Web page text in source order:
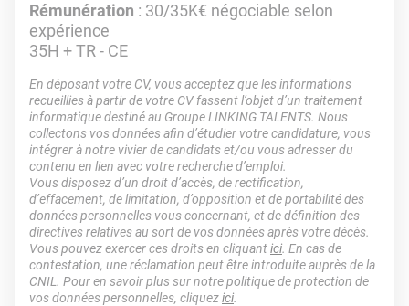
Rémunération : 30/35K€ négociable selon
expérience
35H + TR - CE
En déposant votre CV, vous acceptez que les informations
recueillies à partir de votre CV fassent l’objet d’un traitement
informatique destiné au Groupe LINKING TALENTS. Nous
collectons vos données afin d’étudier votre candidature, vous
intégrer à notre vivier de candidats et/ou vous adresser du
contenu en lien avec votre recherche d’emploi.
Vous disposez d’un droit d’accès, de rectification,
d’effacement, de limitation, d’opposition et de portabilité des
données personnelles vous concernant, et de définition des
directives relatives au sort de vos données après votre décès.
Vous pouvez exercer ces droits en cliquantici. En cas de
contestation, une réclamation peut être introduite auprès de la
CNIL. Pour en savoir plus sur notre politique de protection de
vos données personnelles, cliquezici.